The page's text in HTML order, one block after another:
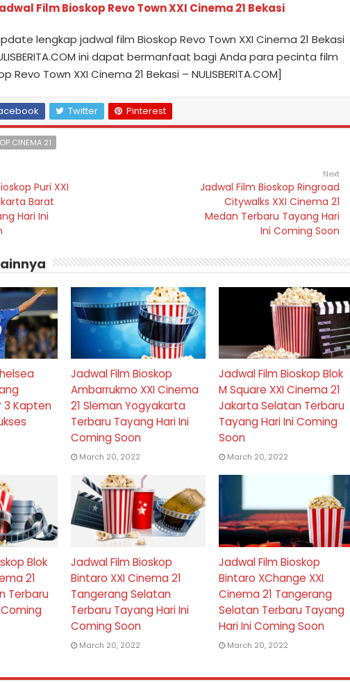
Film Bioskop Revo Town XXI Cinema 21 Bekasi
lengkap jadwal film Bioskop Revo Town XXI Cinema 21 Bekasi
ini dapat bermanfaat bagi Anda para pecinta film
Revo Town XXI Cinema 21 Bekasi – NULISBERITA.COM]
Twitter Pinterest
CINEMA 21
Puri XXI
Barat
Hari Ini
Next
Jadwal Film Bioskop Ringroad
Citywalks XXI Cinema 21
Medan Terbaru Tayang Hari
Ini Coming Soon
3 Kapten
Jadwal Film Bioskop
Ambarrukmo XXI Cinema
21 Sleman Yogyakarta
Terbaru Tayang Hari Ini
Coming Soon
March 20, 2022
Jadwal Film Bioskop Blok
M Square XXI Cinema 21
Jakarta Selatan Terbaru
Tayang Hari Ini Coming
Soon
March 20, 2022
Blok
21
Terbaru
Jadwal Film Bioskop
Bintaro XXI Cinema 21
Tangerang Selatan
Terbaru Tayang Hari Ini
Coming Soon
March 20, 2022
Jadwal Film Bioskop
Bintaro XChange XXI
Cinema 21 Tangerang
Selatan Terbaru Tayang
Hari Ini Coming Soon
March 20, 2022